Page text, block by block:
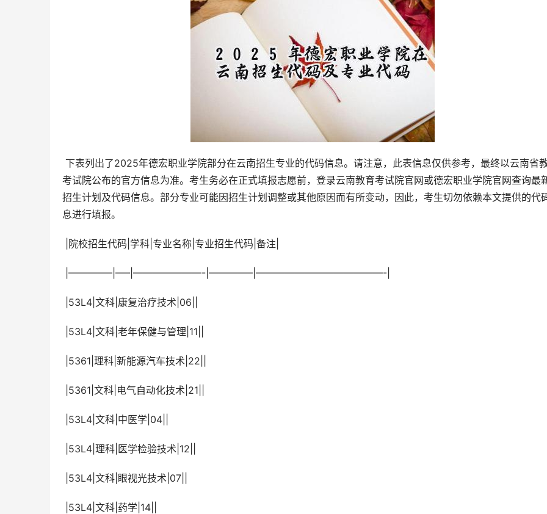
考试院公布的官方信息为准。考生务必在正式填报志愿前，登录云南教育考试院官网或德宏职业学院官网查询最
招生计划及代码信息。部分专业可能因招生计划调整或其他原因而有所变动，因此，考生切勿依赖本文提供的代
息进行填报。
|院校招生代码|学科|专业名称|专业招生代码|备注|
|————–|—–|———————-|————–|—————————————-|
|53L4|文科|康复治疗技术|06||
|53L4|文科|老年保健与管理|11||
|5361|理科|新能源汽车技术|22||
|5361|文科|电气自动化技术|21||
|53L4|文科|中医学|04||
|53L4|理科|医学检验技术|12||
|53L4|文科|眼视光技术|07||
|53L4|文科|药学|14||